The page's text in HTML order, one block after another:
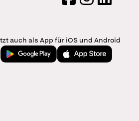
auch als App für iOS und Android
Jetzt bei Google PlayLaden im App Store